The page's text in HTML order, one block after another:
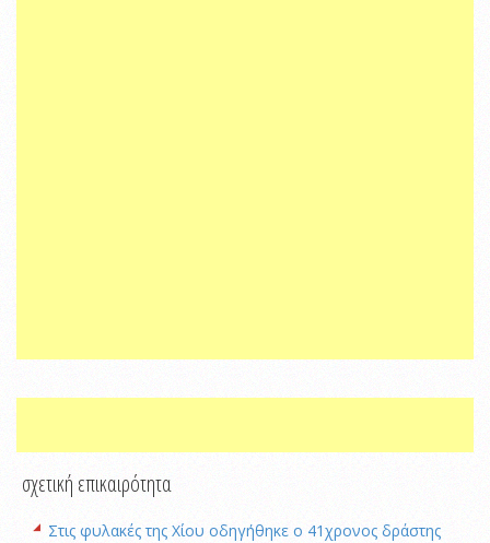
σχετική επικαιρότητα
Στις φυλακές της Χίου οδηγήθηκε ο 41χρονος δράστης